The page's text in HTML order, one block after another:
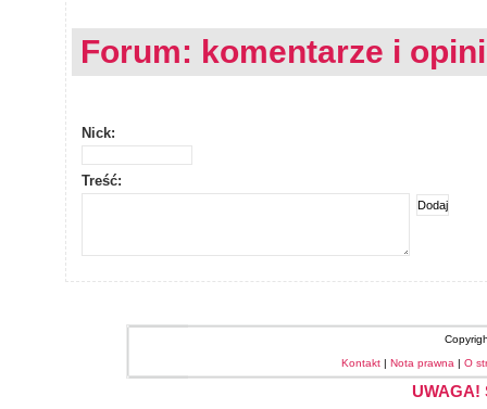
Forum: komentarze i
Nick:
Treść:
Kontakt | Nota prawna | O
UWAGA!